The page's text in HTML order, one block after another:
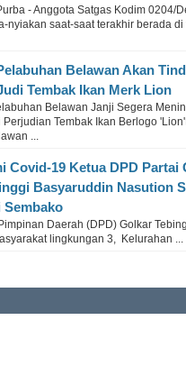
- Anggota Satgas Kodim 0204/
nyiakan saat-saat terakhir berada di
Belawan Akan
Tembak Ikan Merk Lion
Belawan Janji Segera
Perjudian Tembak Ikan Berlogo
...
Covid-19 Ketua DPD Partai
Basyaruddin Nasution
Sembako
Daerah (DPD) Golkar
lingkungan 3, Kelurahan ...